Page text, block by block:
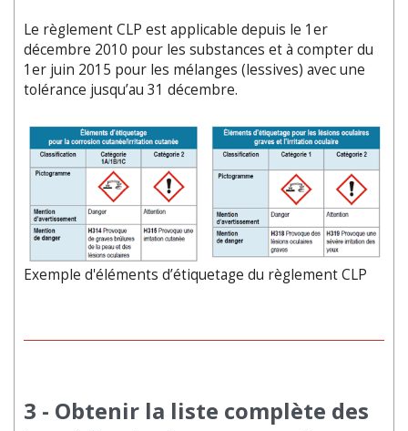
Le règlement CLP est applicable depuis le 1er
décembre 2010 pour les substances et à compter du
1er juin 2015 pour les mélanges (lessives) avec une
tolérance jusqu’au 31 décembre.
Exemple d'éléments d’étiquetage du règlement CLP
3 - Obtenir la liste complète des